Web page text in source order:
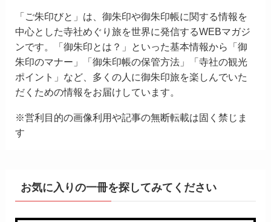
「ご朱印びと」は、御朱印や御朱印帳に関する情報を
中心とした寺社めぐり旅を世界に発信するWEBマガジ
ンです。「御朱印とは？」といった基本情報から「御
朱印のマナー」「御朱印帳の保管方法」「寺社の観光
ポイント」など、多くの人に御朱印旅を楽しんでいた
だくための情報をお届けしています。
※営利目的の画像利用や記事の無断転載は固く禁じま
す
お気に入りの一冊を探してみてください